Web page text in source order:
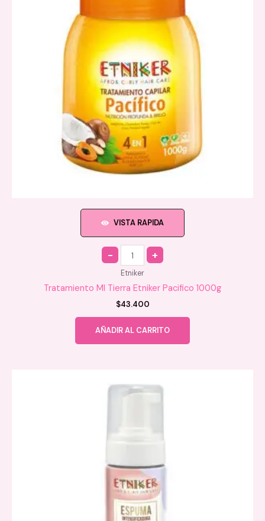
VISTA RAPIDA
Quantity
Etniker
Tratamiento MI Tierra Etniker Pacifico 1000g
$43.400
AÑADIR AL CARRITO